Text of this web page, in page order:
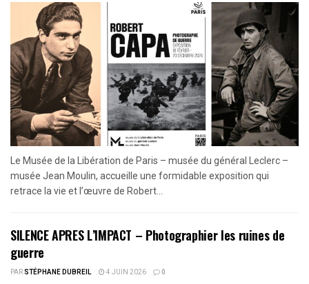
Le Musée de la Libération de Paris – musée du général Leclerc –
musée Jean Moulin, accueille une formidable exposition qui
retrace la vie et l’œuvre de Robert...
SILENCE APRES L’IMPACT – Photographier les ruines de
guerre
PARSTÉPHANE DUBREIL 4 JUIN 2026 0